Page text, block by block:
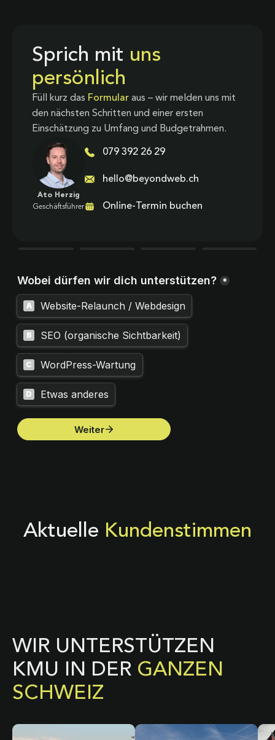
Sprich mit uns
persönlich
Füll kurz das Formular aus – wir melden uns mit
den nächsten Schritten und einer ersten
Einschätzung zu Umfang und Budgetrahmen.
Ato Herzig
Geschäftsführer
079 392 26 29
hello@beyondweb.ch
Online-Termin buchen
Aktuelle Kundenstimmen
WIR UNTERSTÜTZEN
KMU IN DER GANZEN
SCHWEIZ